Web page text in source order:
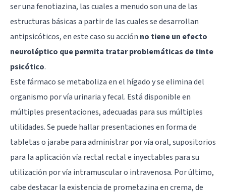
ser una fenotiazina, las cuales a menudo son una de las
estructuras básicas a partir de las cuales se desarrollan
antipsicóticos, en este caso su acción no tiene un efecto
neuroléptico que permita tratar problemáticas de tinte
psicótico.
Este fármaco se metaboliza en el hígado y se elimina del
organismo por vía urinaria y fecal. Está disponible en
múltiples presentaciones, adecuadas para sus múltiples
utilidades. Se puede hallar presentaciones en forma de
tabletas o jarabe para administrar por vía oral, supositorios
para la aplicación vía rectal rectal e inyectables para su
utilización por vía intramuscular o intravenosa. Por último,
cabe destacar la existencia de prometazina en crema, de